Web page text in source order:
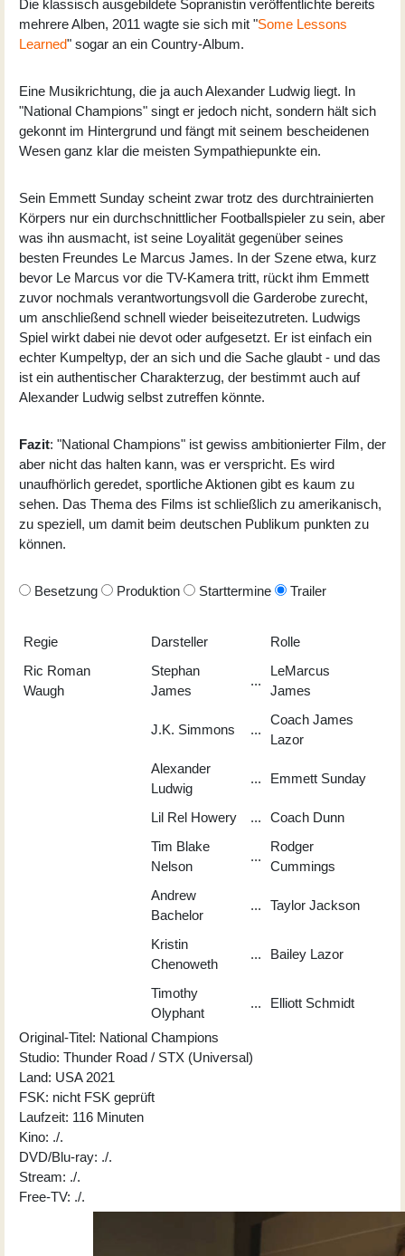
Die klassisch ausgebildete Sopranistin veröffentlichte bereits
mehrere Alben, 2011 wagte sie sich mit "Some Lessons
Learned" sogar an ein Country-Album.
Eine Musikrichtung, die ja auch Alexander Ludwig liegt. In
"National Champions" singt er jedoch nicht, sondern hält sich
gekonnt im Hintergrund und fängt mit seinem bescheidenen
Wesen ganz klar die meisten Sympathiepunkte ein.
Sein Emmett Sunday scheint zwar trotz des durchtrainierten
Körpers nur ein durchschnittlicher Footballspieler zu sein, aber
was ihn ausmacht, ist seine Loyalität gegenüber seines
besten Freundes Le Marcus James. In der Szene etwa, kurz
bevor Le Marcus vor die TV-Kamera tritt, rückt ihm Emmett
zuvor nochmals verantwortungsvoll die Garderobe zurecht,
um anschließend schnell wieder beiseitezutreten. Ludwigs
Spiel wirkt dabei nie devot oder aufgesetzt. Er ist einfach ein
echter Kumpeltyp, der an sich und die Sache glaubt - und das
ist ein authentischer Charakterzug, der bestimmt auch auf
Alexander Ludwig selbst zutreffen könnte.
Fazit: "National Champions" ist gewiss ambitionierter Film, der
aber nicht das halten kann, was er verspricht. Es wird
unaufhörlich geredet, sportliche Aktionen gibt es kaum zu
sehen. Das Thema des Films ist schließlich zu amerikanisch,
zu speziell, um damit beim deutschen Publikum punkten zu
können.
Besetzung Produktion Starttermine Trailer
Regie Darsteller
Rolle
Ric Roman
Waugh
Stephan
James
...
LeMarcus
James
J.K. Simmons ...
Coach James
Lazor
Alexander
Ludwig
... Emmett Sunday
Lil Rel Howery ...
Coach Dunn
Tim Blake
Nelson
...
Rodger
Cummings
Andrew
Bachelor
... Taylor Jackson
Kristin
Chenoweth
... Bailey Lazor
Timothy
Olyphant
... Elliott Schmidt
Original-Titel: National Champions
Studio: Thunder Road / STX (Universal)
Land: USA 2021
FSK: nicht FSK geprüft
Laufzeit: 116 Minuten
Kino: ./.
DVD/Blu-ray: ./.
Stream: ./.
Free-TV: ./.